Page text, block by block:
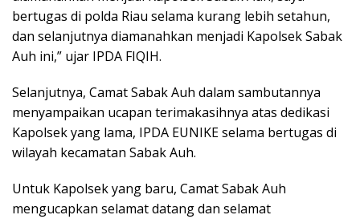
bertugas di polda Riau selama kurang lebih setahun,
dan selanjutnya diamanahkan menjadi Kapolsek Sabak
Auh ini,” ujar IPDA FIQIH.
Selanjutnya, Camat Sabak Auh dalam sambutannya
menyampaikan ucapan terimakasihnya atas dedikasi
Kapolsek yang lama, IPDA EUNIKE selama bertugas di
wilayah kecamatan Sabak Auh.
Untuk Kapolsek yang baru, Camat Sabak Auh
mengucapkan selamat datang dan selamat